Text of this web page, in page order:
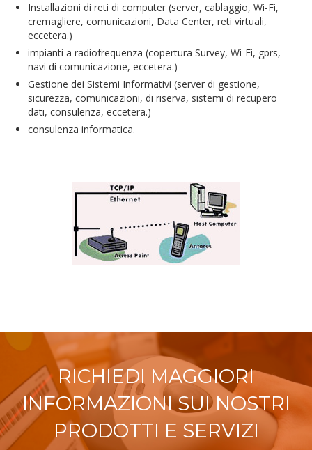
Installazioni di reti di computer (server, cablaggio, Wi-Fi,
cremagliere, comunicazioni, Data Center, reti virtuali,
eccetera.)
impianti a radiofrequenza (copertura Survey, Wi-Fi, gprs,
navi di comunicazione, eccetera.)
Gestione dei Sistemi Informativi (server di gestione,
sicurezza, comunicazioni, di riserva, sistemi di recupero
dati, consulenza, eccetera.)
consulenza informatica.
RICHIEDI MAGGIORI
INFORMAZIONI SUI NOSTRI
PRODOTTI E SERVIZI